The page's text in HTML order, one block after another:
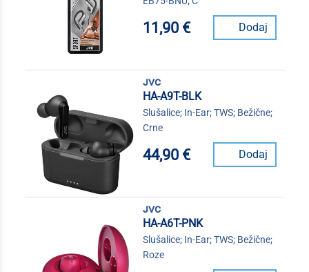
11,90 € Dodaj
jvc
HA-A9T-BLK
Slušalice; In-Ear; TWS; Bežične;
Crne
44,90 € Dodaj
jvc
HA-A6T-PNK
Slušalice; In-Ear; TWS; Bežične;
Roze